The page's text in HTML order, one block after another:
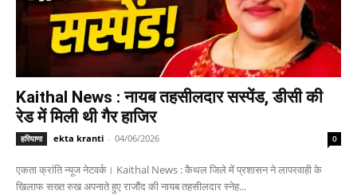
Kaithal News : नायब तहसीलदार सस्पेंड, डीसी की
रेड में मिली थी गैर हाजिर
हरियाणा ekta kranti - 04/06/2026 0
एकता क्रांति न्यूज नेटवर्क। Kaithal News : कैथल जिले में प्रशासन ने लापरवाही के
खिलाफ सख्त रुख अपनाते हुए राजौंद की नायब तहसीलदार स्नेह...